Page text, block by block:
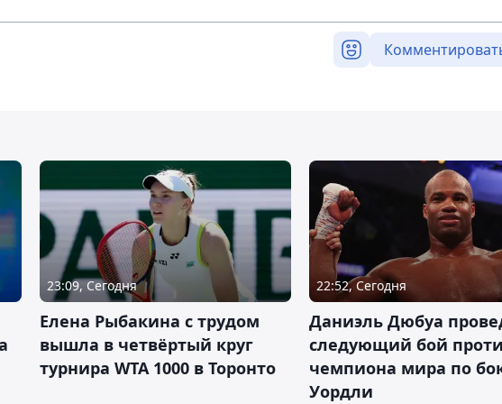
23:09, Сегодня
Елена Рыбакина с трудом
вышла в четвёртый круг
турнира WTA 1000 в Торонто
22:52, Сегодня
Даниэль Дюбуа
следующий бой
чемпиона мира по
Уордли